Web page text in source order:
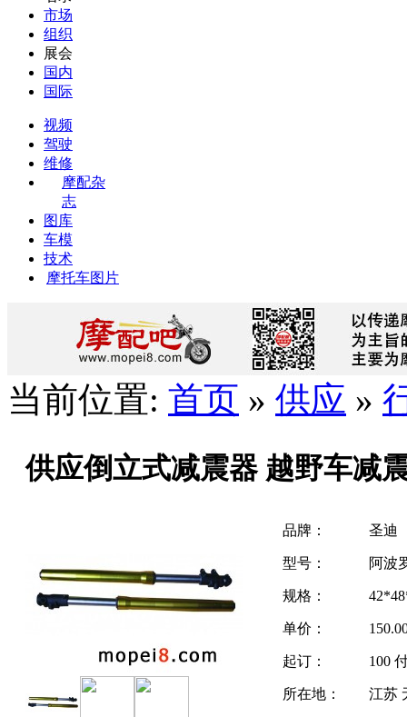
市场
组织
展会
国内
国际
视频
驾驶
维修
摩配杂
志
图库
车模
技术
摩托车图片
当前位置: 首页 » 供应 »
供应倒立式减震器 越野车减
品牌： 圣迪
型号： 阿波
规格：
单价：
起订： 100
所在地： 江苏